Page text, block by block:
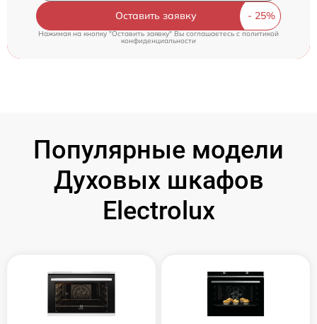
Оставить заявку
Нажимая на кнопку "Оставить заявку" Вы соглашаетесь c политикой
конфиденциальности
Популярные модели
Духовых шкафов
Electrolux